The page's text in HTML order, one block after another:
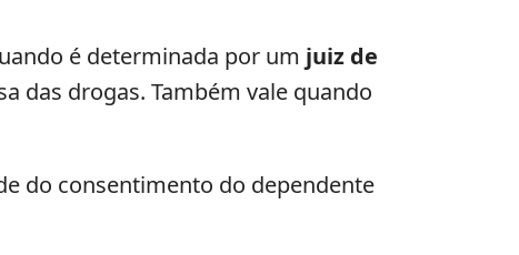
é determinada por um juiz de
das drogas. Também vale quando
do consentimento do dependente